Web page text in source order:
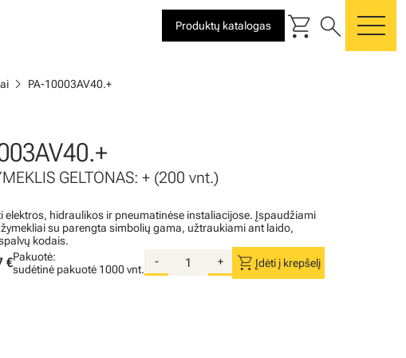
Produktų katalogas shopping_cart search
chevron_right PA-10003AV40.+
GELTONAS: + (200 vnt.)
elektros, hidraulikos ir pneumatinėse instaliacijose. Įspaudžiami
su parengta simbolių gama, užtraukiami ant laido,
kodais.
€Pakuotė:
sudėtinė pakuotė 1000 vnt.
- + shopping_cart Įdėti į krepšelį